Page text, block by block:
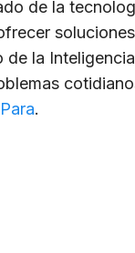
de la
la
.